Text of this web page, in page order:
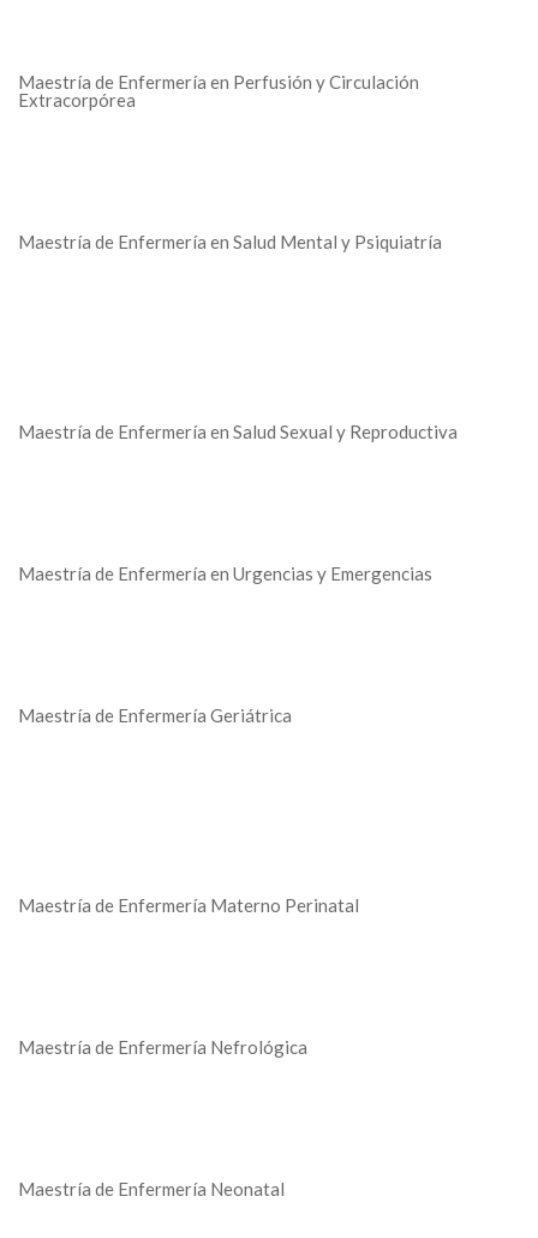
Maestría de Enfermería en Perfusión y Circulación
Extracorpórea
Maestría de Enfermería en Salud Mental y Psiquiatría
Maestría de Enfermería en Salud Sexual y Reproductiva
Maestría de Enfermería en Urgencias y Emergencias
Maestría de Enfermería Geriátrica
Maestría de Enfermería Materno Perinatal
Maestría de Enfermería Nefrológica
Maestría de Enfermería Neonatal